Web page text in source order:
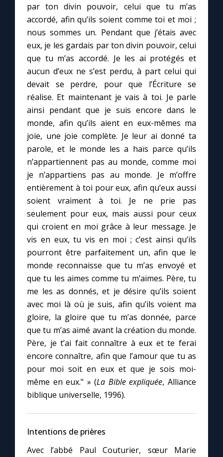
Marie de Nazareth
par ton divin pouvoir, celui que tu m’as
accordé, afin qu’ils soient comme toi et moi ;
nous sommes un. Pendant que j’étais avec
eux, je les gardais par ton divin pouvoir, celui
que tu m’as accordé. Je les ai protégés et
aucun d’eux ne s’est perdu, à part celui qui
devait se perdre, pour que l’Écriture se
réalise. Et maintenant je vais à toi. Je parle
ainsi pendant que je suis encore dans le
monde, afin qu’ils aient en eux-mêmes ma
joie, une joie complète. Je leur ai donné ta
parole, et le monde les a haïs parce qu’ils
n’appartiennent pas au monde, comme moi
je n’appartiens pas au monde. Je m’offre
entièrement à toi pour eux, afin qu’eux aussi
soient vraiment à toi. Je ne prie pas
seulement pour eux, mais aussi pour ceux
qui croient en moi grâce à leur message. Je
vis en eux, tu vis en moi ; c’est ainsi qu’ils
pourront être parfaitement un, afin que le
monde reconnaisse que tu m’as envoyé et
que tu les aimes comme tu m’aimes. Père, tu
me les as donnés, et je désire qu’ils soient
avec moi là où je suis, afin qu’ils voient ma
gloire, la gloire que tu m’as donnée, parce
que tu m’as aimé avant la création du monde.
Père, je t’ai fait connaître à eux et te ferai
encore connaître, afin que l’amour que tu as
pour moi soit en eux et que je sois moi-
même en eux." » (La Bible expliquée, Alliance
biblique universelle, 1996).
Intentions de prières
Avec l’abbé Paul Couturier, sœur Marie